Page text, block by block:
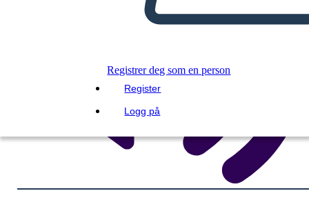
Registrer deg som en person
Register
Logg på